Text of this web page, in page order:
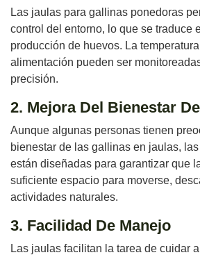
Las jaulas para gallinas ponedoras
control del entorno, lo que se traduce
producción de huevos. La
alimentación pueden ser
precisión.
2. Mejora Del Bienestar
Aunque algunas personas tienen
bienestar de las gallinas en jaulas,
están diseñadas para garantizar que
suficiente espacio para moverse,
actividades naturales.
3. Facilidad De Manejo
Las jaulas facilitan la tarea de cuidar